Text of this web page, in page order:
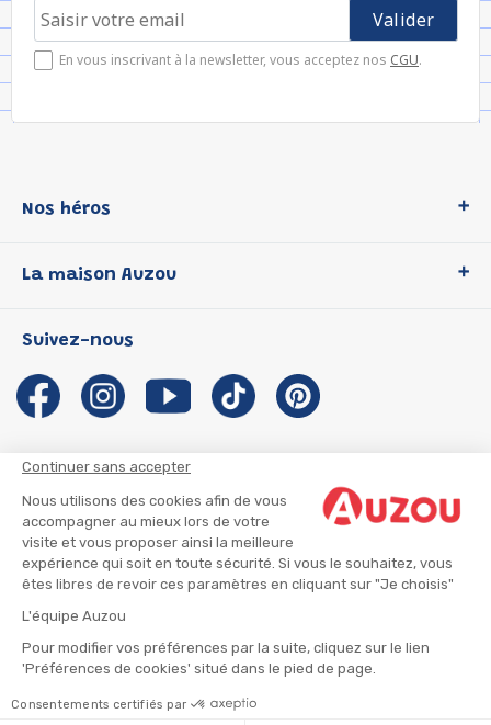
Continuer sans accepter
Nous utilisons des cookies afin de vous
accompagner au mieux lors de votre
visite et vous proposer ainsi la meilleure
expérience qui soit en toute sécurité. Si vous le souhaitez, vous
êtes libres de revoir ces paramètres en cliquant sur "Je choisis"
L'équipe Auzou
Pour modifier vos préférences par la suite, cliquez sur le lien
'Préférences de cookies' situé dans le pied de page.
Consentements certifiés par
En vous inscrivant à la newsletter, vous acceptez nos CGU.
Nos héros
P'tit Loup
Les Influenceuses
Migali
Petite Taupe
La maison Auzou
Notre histoire
Auzou s'engage
Auteurs et illustrateurs Auzou
Suivre mon colis
Infos consommateur
Suivez-nous
CGU
CGV
Mentions légales
© 2026 - AUZOU |